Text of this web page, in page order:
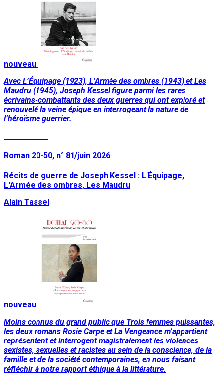
nouveau
Avec L’Équipage (1923), L’Armée des ombres (1943) et Les
Maudru (1945), Joseph Kessel figure parmi les rares
écrivains-combattants des deux guerres qui ont exploré et
renouvelé la veine épique en interrogeant la nature de
l’héroïsme guerrier.
Roman 20-50, n° 81/juin 2026
Récits de guerre de Joseph Kessel : L'Équipage,
L'Armée des ombres, Les Maudru
Alain Tassel
nouveau
Moins connus du grand public que Trois femmes puissantes,
les deux romans Rosie Carpe et La Vengeance m’appartient
représentent et interrogent magistralement les violences
sexistes, sexuelles et racistes au sein de la conscience, de la
famille et de la société contemporaines, en nous faisant
réfléchir à notre rapport éthique à la littérature.